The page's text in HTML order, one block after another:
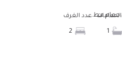
عدد الغرف